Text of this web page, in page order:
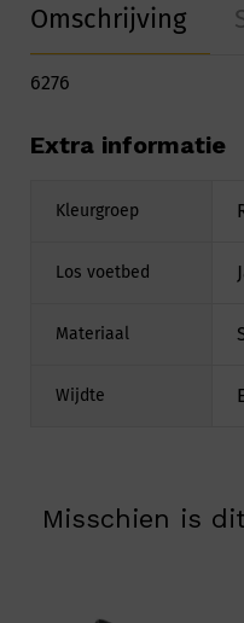
Omschrijving
6276
Extra informatie
Kleurgroep
Los voetbed
Materiaal
Wijdte
Misschien is